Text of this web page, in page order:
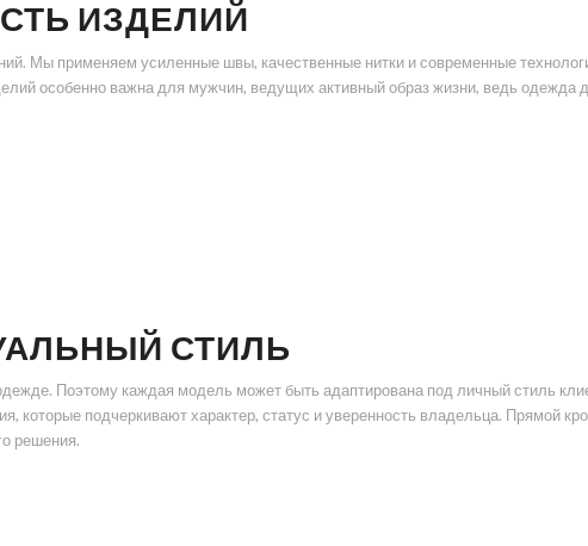
ИЗДЕЛИЙ
Мы применяем усиленные швы, качественные нитки и современные
особенно важна для мужчин, ведущих активный образ жизни, ведь одежда
СТИЛЬ
Поэтому каждая модель может быть адаптирована под личный стиль
которые подчеркивают характер, статус и уверенность владельца. Прямой
решения.